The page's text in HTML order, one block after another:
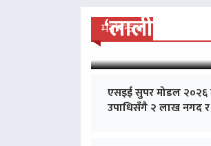
मनोरन्जन
एसइई सुपर मोडल २०२६
उपाधिसँगै २ लाख नगद र